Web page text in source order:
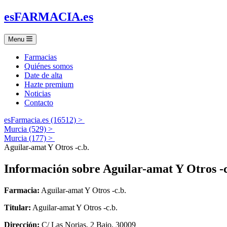
esFARMACIA.es
Menu
Farmacias
Quiénes somos
Date de alta
Hazte premium
Noticias
Contacto
esFarmacia.es (16512) >
Murcia (529) >
Murcia (177) >
Aguilar-amat Y Otros -c.b.
Información sobre Aguilar-amat Y Otros -
Farmacia: Aguilar-amat Y Otros -c.b.
Titular: Aguilar-amat Y Otros -c.b.
Dirección: C/ Las Norias, 2 Bajo, 30009